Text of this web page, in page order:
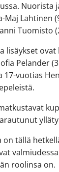
Maj Lahtinen
Tuomisto
lisäykset
Pelander
vuotias
on tällä
roolinsa on.